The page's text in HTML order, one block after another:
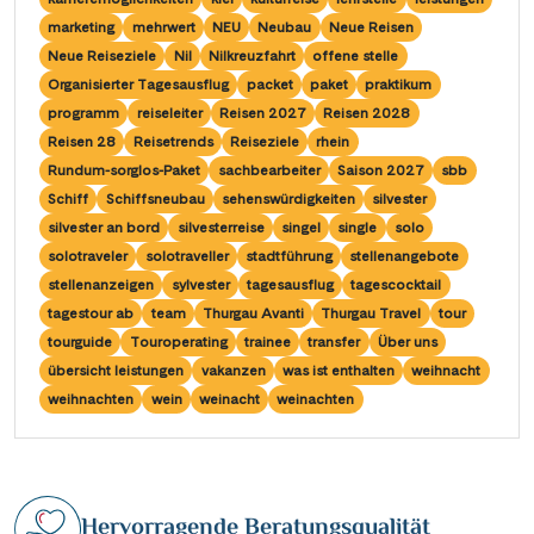
marketing
mehrwert NEU Neubau
Neue Reisen
Neue Reiseziele
Nil Nilkreuzfahrt
offene stelle
Organisierter Tagesausflug
packet paket
praktikum
programm
reiseleiter Reisen 2027
Reisen 2028
Reisen 28
Reisetrends Reiseziele
rhein
Rundum-sorglos-Paket
sachbearbeiter Saison 2027
sbb
Schiff
Schiffsneubau sehenswürdigkeiten
silvester
silvester an bord
silvesterreise singel single
solo
solotraveler
solotraveller stadtführung
stellenangebote
stellenanzeigen
sylvester tagesausflug
tagescocktail
tagestour ab
team Thurgau Avanti Thurgau Travel
tour
tourguide
Touroperating trainee transfer
Über uns
übersicht leistungen
vakanzen was ist enthalten
weihnacht
weihnachten
wein weinacht weinachten
Saar (10)
Seine, Oise & Schelde(6)
Spree (4)
Weser, Ems & Hunte(2)
Weser, Ems-/ Mittellandkanal (15)
Porta Nigra(12)
Reichsburg Cochem(15)
Saarschleife(7)
Schiffshebewerk Arzviller (3)
Schiffshebewerk Niederfinow(19)
Schiffshebewerk Scharnebeck(8)
Schloss Heidelberg(6)
Schloss Sanssouci (11)
Schloss Schönbrunn(5)
Schlögener Schlinge(8)
Stift Melk
Passau(7)
Porto(12)
Potsdam(1)
Regensburg(1)
Rotterdam (2)
Saarbrücken(5)
Saarburg(1)
Stralsund(6)
Strasbourg(1)
Valence